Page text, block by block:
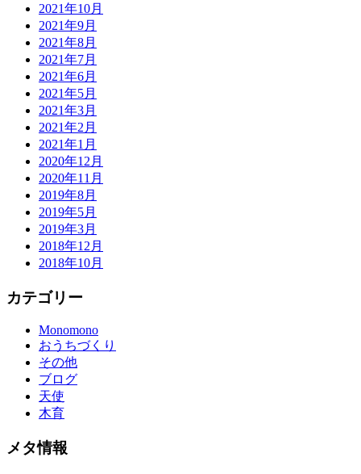
2021年10月
2021年9月
2021年8月
2021年7月
2021年6月
2021年5月
2021年3月
2021年2月
2021年1月
2020年12月
2020年11月
2019年8月
2019年5月
2019年3月
2018年12月
2018年10月
カテゴリー
Monomono
おうちづくり
その他
ブログ
天使
木育
メタ情報